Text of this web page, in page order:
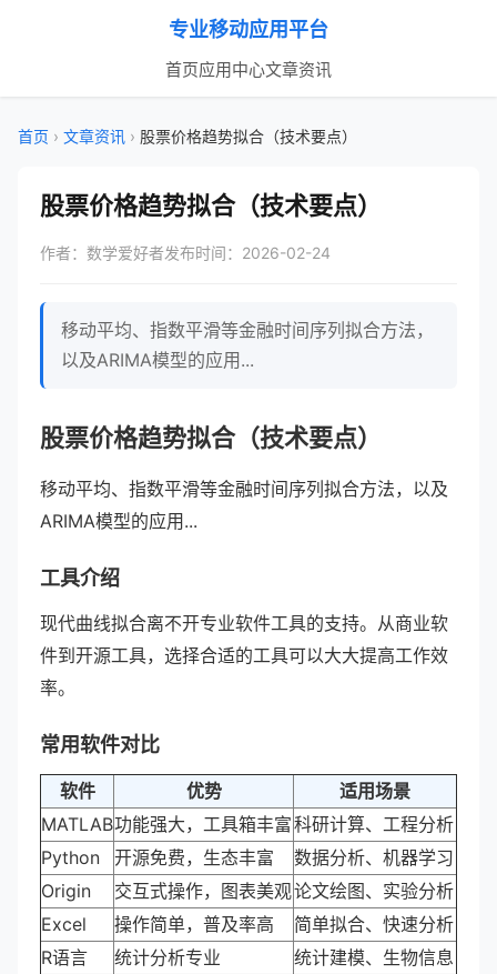
专业移动应用平台
首页应用中心文章资讯
首页 › 文章资讯 › 股票价格趋势拟合（技术要点）
股票价格趋势拟合（技术要点）
作者：数学爱好者发布时间：2026-02-24
移动平均、指数平滑等金融时间序列拟合方法，
以及ARIMA模型的应用...
股票价格趋势拟合（技术要点）
移动平均、指数平滑等金融时间序列拟合方法，以及
ARIMA模型的应用...
工具介绍
现代曲线拟合离不开专业软件工具的支持。从商业软
件到开源工具，选择合适的工具可以大大提高工作效
率。
常用软件对比
软件 优势
适用场景
MATLAB功能强大，工具箱丰富科研计算、工程分析
Python
开源免费，生态丰富
数据分析、机器学习
Origin
交互式操作，图表美观论文绘图、实验分析
Excel
操作简单，普及率高
简单拟合、快速分析
R语言
统计分析专业 统计建模、生物信息